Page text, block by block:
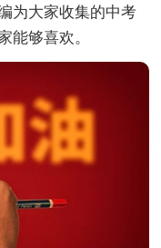
为大家收集的中考
能够喜欢。